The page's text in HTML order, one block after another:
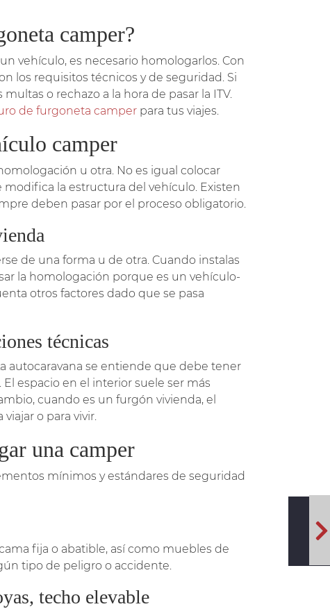
camper?
vehículo, es necesario homologarlos. Con
los requisitos técnicos y de seguridad. Si
o rechazo a la hora de pasar la ITV.
de furgoneta camper para tus viajes.
camper
u otra. No es igual colocar
la estructura del vehículo. Existen
deben pasar por el proceso obligatorio.
de una forma u de otra. Cuando instalas
la homologación porque es un vehículo-
otros factores dado que se pasa
técnicas
autocaravana se entiende que debe tener
espacio en el interior suele ser más
cuando es un furgón vivienda, el
o para vivir.
una camper
mínimos y estándares de seguridad
fija o abatible, así como muebles de
tipo de peligro o accidente.
techo elevable